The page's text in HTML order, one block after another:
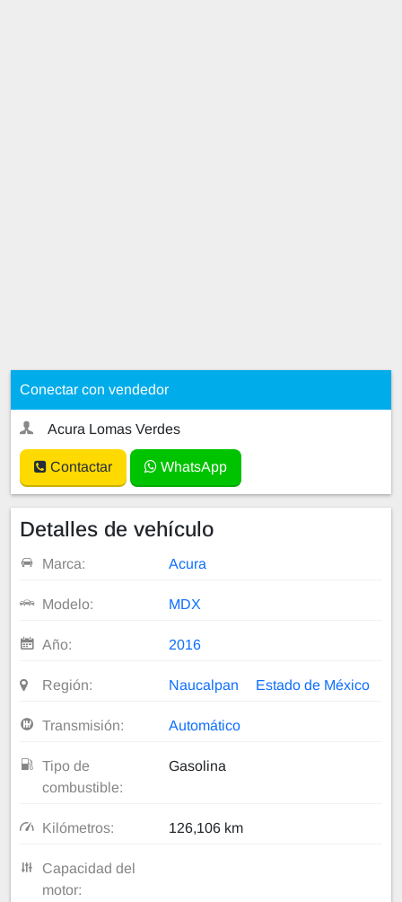
Conectar con vendedor
Acura Lomas Verdes
Contactar WhatsApp
Detalles de vehículo
Marca: Acura
Modelo: MDX
Año: 2016
Región: Naucalpan Estado de México
Transmisión: Automático
Tipo de
combustible:
Gasolina
Kilómetros: 126,106 km
Capacidad del
motor: